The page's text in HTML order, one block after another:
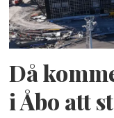
Då
i Åbo att